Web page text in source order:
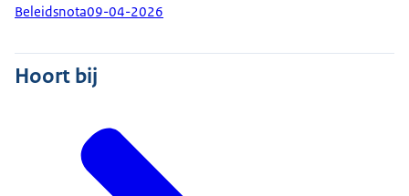
Beleidsnota09-04-2026
Hoort bij